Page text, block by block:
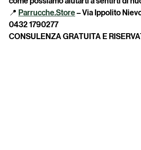
come possiamo aiutarti a sentirti di
📍 Parrucche.Store
0432 1790277